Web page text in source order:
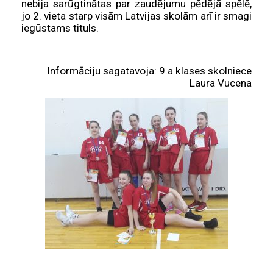
nebija sarūgtinātas par zaudējumu pēdējā spēlē,
jo 2. vieta starp visām Latvijas skolām arī ir smagi
iegūstams tituls.
Informāciju sagatavoja: 9.a klases skolniece
Laura Vucena